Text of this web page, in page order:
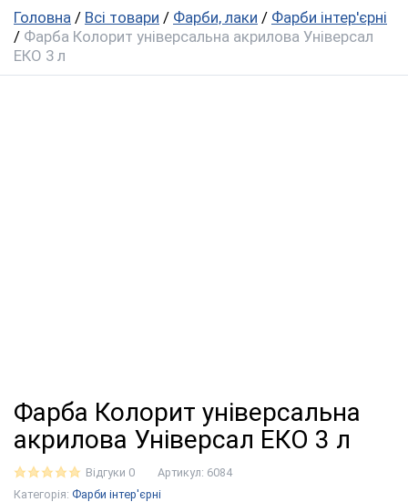
Головна / Всі товари / Фарби, лаки / Фарби інтер'єрні
/ Фарба Колорит універсальна акрилова Універсал
ЕКО 3 л
Фарба Колорит універсальна
акрилова Універсал ЕКО 3 л
Відгуки 0 Артикул: 6084
Категорія: Фарби інтер'єрні